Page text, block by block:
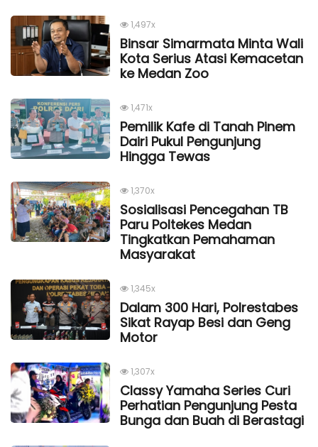
1,497x
Binsar Simarmata Minta Wali
Kota Serius Atasi Kemacetan
ke Medan Zoo
1,471x
Pemilik Kafe di Tanah Pinem
Dairi Pukul Pengunjung
Hingga Tewas
1,370x
Sosialisasi Pencegahan TB
Paru Poltekes Medan
Tingkatkan Pemahaman
Masyarakat
1,345x
Dalam 300 Hari, Polrestabes
Sikat Rayap Besi dan Geng
Motor
1,307x
Classy Yamaha Series Curi
Perhatian Pengunjung Pesta
Bunga dan Buah di Berastagi